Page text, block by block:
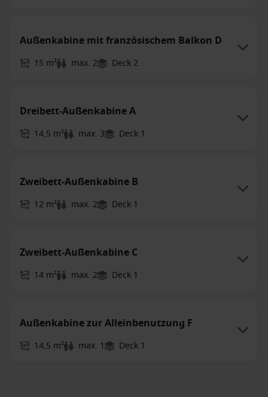
Außenkabine mit französischem Balkon D
15 m² max. 2 Deck 2
Dreibett-Außenkabine A
14,5 m² max. 3 Deck 1
Zweibett-Außenkabine B
12 m² max. 2 Deck 1
Zweibett-Außenkabine C
14 m² max. 2 Deck 1
Außenkabine zur Alleinbenutzung F
14,5 m² max. 1 Deck 1